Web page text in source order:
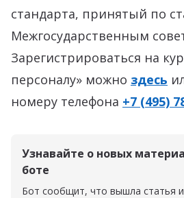
стандарта, принятый по
Межгосударственным
Зарегистрироваться на
персоналу» можно здесь
номеру телефона +7 (495)
Узнавайте о новых
боте
Бот сообщит, что вышла статья